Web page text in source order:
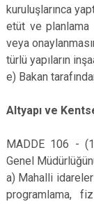
kuruluşlarınca
etüt ve planlama
veya
türlü yapıların
e) Bakan
Altyapı ve
MADDE 106 -
Genel
a) Mahalli
programlama,